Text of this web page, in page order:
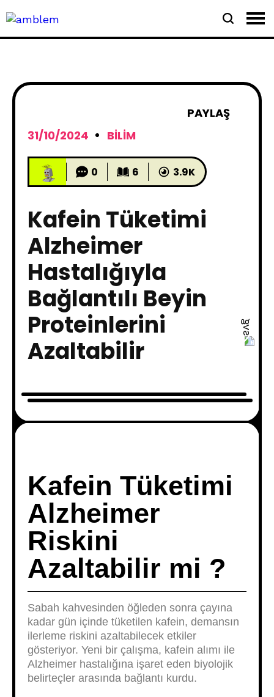
PAYLAŞ
31/10/2024
BILIM
0 6 3.9K
Kafein Tüketimi
Alzheimer
Hastalığıyla
Bağlantılı Beyin
Proteinlerini
Azaltabilir
Kafein Tüketimi
Alzheimer
Riskini
Azaltabilir mi ?
Sabah kahvesinden öğleden sonra çayına
kadar gün içinde tüketilen kafein, demansın
ilerleme riskini azaltabilecek etkiler
gösteriyor. Yeni bir çalışma, kafein alımı ile
Alzheimer hastalığına işaret eden biyolojik
belirteçler arasında bağlantı kurdu.